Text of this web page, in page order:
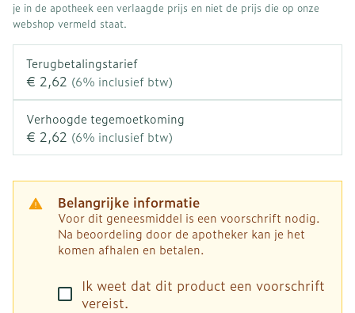
je in de apotheek een verlaagde prijs en niet de prijs die op onze
webshop vermeld staat.
Terugbetalingstarief
€ 2,62 (6% inclusief btw)
Verhoogde tegemoetkoming
€ 2,62 (6% inclusief btw)
Belangrijke informatie
Voor dit geneesmiddel is een voorschrift nodig.
Na beoordeling door de apotheker kan je het
komen afhalen en betalen.
Ik weet dat dit product een voorschrift
vereist.